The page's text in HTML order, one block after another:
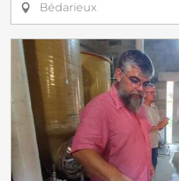
Bédarieux